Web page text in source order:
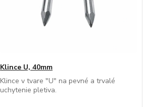
Klince U, 40mm
Klince v tvare "U" na pevné a trvalé
uchytenie pletiva.